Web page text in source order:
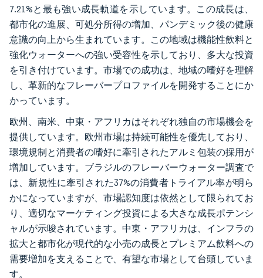
7.21%と最も強い成長軌道を示しています。この成長は、
都市化の進展、可処分所得の増加、パンデミック後の健康
意識の向上から生まれています。この地域は機能性飲料と
強化ウォーターへの強い受容性を示しており、多大な投資
を引き付けています。市場での成功は、地域の嗜好を理解
し、革新的なフレーバープロファイルを開発することにか
かっています。
欧州、南米、中東・アフリカはそれぞれ独自の市場機会を
提供しています。欧州市場は持続可能性を優先しており、
環境規制と消費者の嗜好に牽引されたアルミ包装の採用が
増加しています。ブラジルのフレーバーウォーター調査で
は、新規性に牽引された37%の消費者トライアル率が明ら
かになっていますが、市場認知度は依然として限られてお
り、適切なマーケティング投資による大きな成長ポテンシ
ャルが示唆されています。中東・アフリカは、インフラの
拡大と都市化が現代的な小売の成長とプレミアム飲料への
需要増加を支えることで、有望な市場として台頭していま
す。